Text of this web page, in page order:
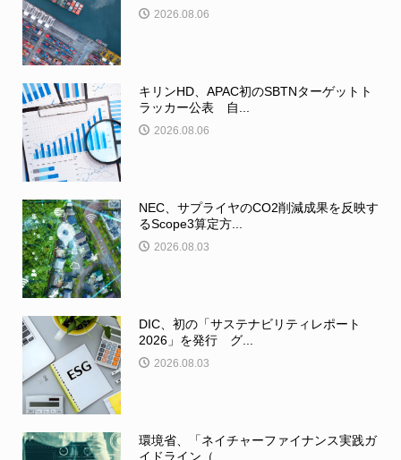
2026.08.06
キリンHD、APAC初のSBTNターゲットト
ラッカー公表 自...
2026.08.06
NEC、サプライヤのCO2削減成果を反映す
るScope3算定方...
2026.08.03
DIC、初の「サステナビリティレポート
2026」を発行 グ...
2026.08.03
環境省、「ネイチャーファイナンス実践ガ
イドライン（...